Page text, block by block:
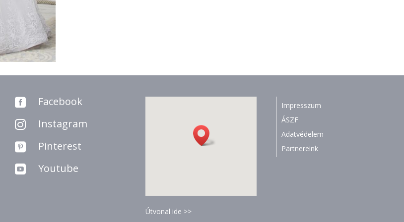
 Facebook
 Instagram
 Pinterest
 Youtube
Útvonal ide >>
Impresszum
ÁSZF
Adatvédelem
Partnereink